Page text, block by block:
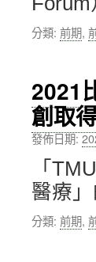
分類: 前期,
2021
創取
發佈日期:
「
醫療
分類: 前期,